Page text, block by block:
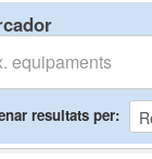
resultats per